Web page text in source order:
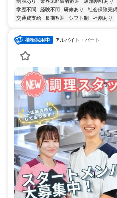
制服あり 業界未経験者歓迎 店舗割引あり
学歴不問
経験不問 研修あり 社会保険完備
交通費支給
長期歓迎 シフト制 社割あり
アルバイト・パート